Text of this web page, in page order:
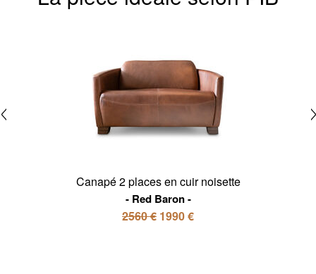
Canapé 2 places en cuir noisette
Red Baron
2560 € 1990 €